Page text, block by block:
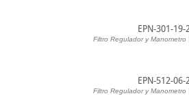
EPN-301-19-
Filtro Regulador y Manometro
EPN-512-06-
Filtro Regulador y Manometro